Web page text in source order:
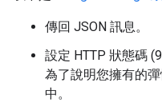
傳回 JSON 訊息。
設定 HTTP 狀態碼
為了說明您擁有的
中。